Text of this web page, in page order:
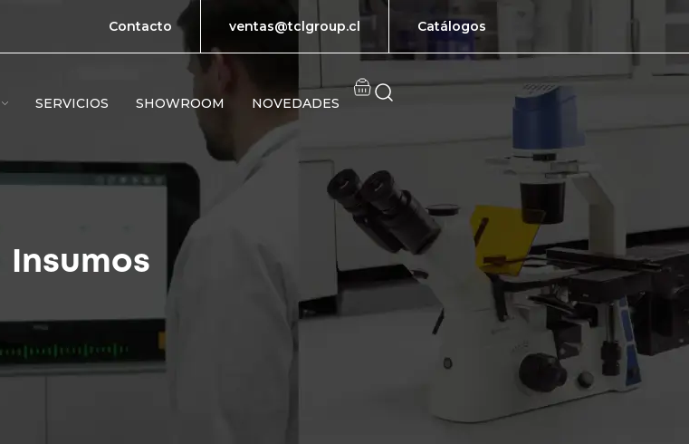
Contacto ventas@tclgroup.cl Catálogos
SERVICIOS SHOWROOM NOVEDADES
Insumos